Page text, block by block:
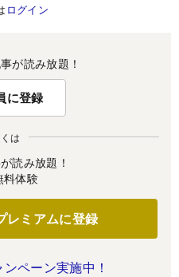
ログイン
が読み放題！
に登録
は
読み放題！
料体験
レミアムに登録
ペーン実施中！